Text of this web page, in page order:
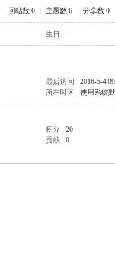
回帖数 0 主题数 6 分享数 0
生日 -
最后访问
2016-5-4
所在时区 使用系统
积分
20
贡献 0